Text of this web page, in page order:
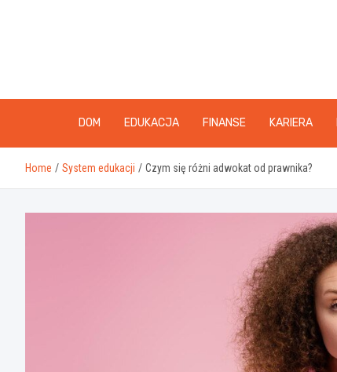
DOM EDUKACJA FINANSE KARIERA
Home System edukacji Czym się różni adwokat od prawnika?